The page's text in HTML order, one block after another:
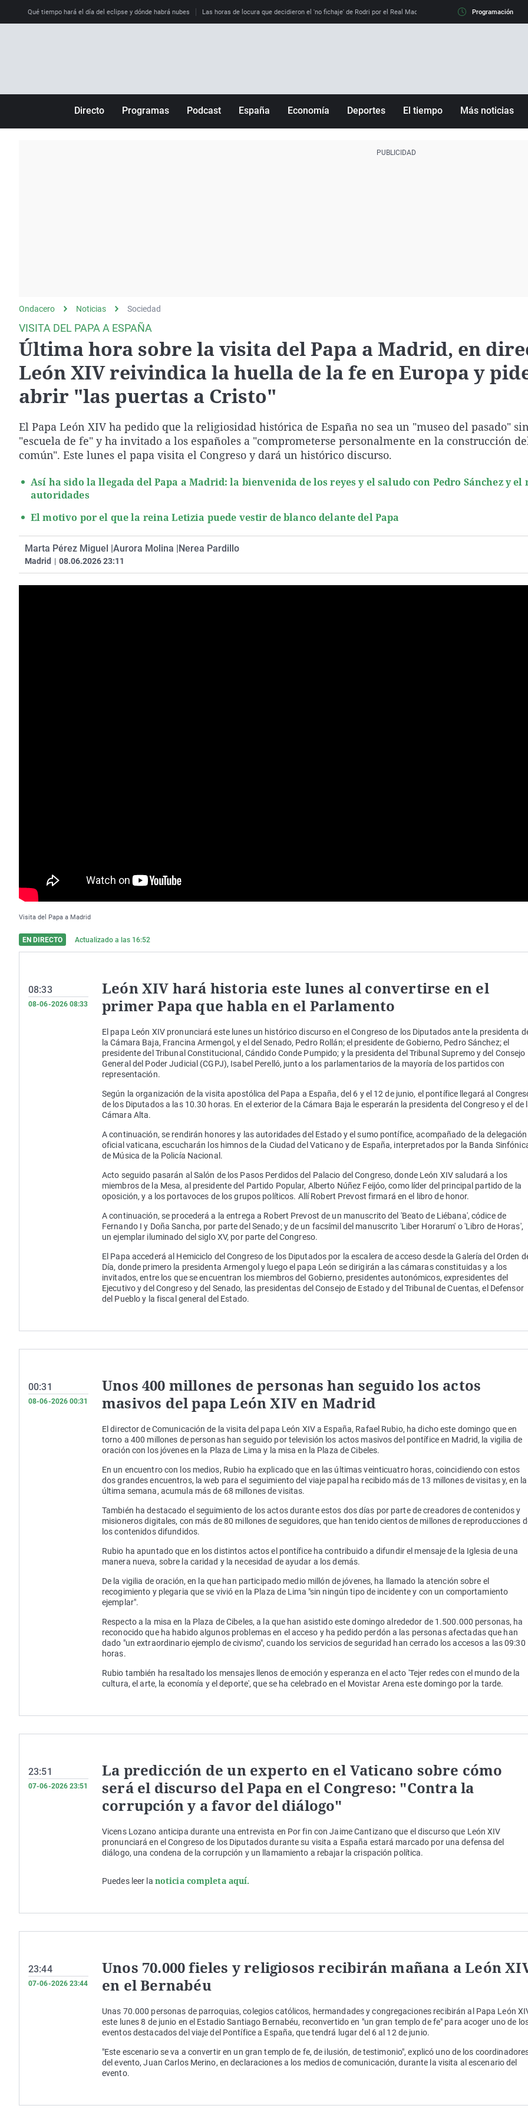
Qué tiempo hará el día del eclipse y dónde habrá nubes Las horas de locura que decidieron el 'no fichaje' de Rodri por el Real Madrid y su 'sí' al Barça La llamada
Programación
Directo Programas
Como el perro y el
Podcast
Equipo de investigación
Negra
España
País Vasco
Economía Deportes El tiempo Más noticias
Ondacero Noticias Sociedad
VISITA DEL PAPA A ESPAÑA
Última hora sobre la visita del Papa a Madrid, en
León XIV reivindica la huella de la fe en Europa y
abrir "las puertas a Cristo"
El Papa León XIV ha pedido que la religiosidad histórica de España no sea un "museo del pasado"
"escuela de fe" y ha invitado a los españoles a "comprometerse personalmente en la construcción
común". Este lunes el papa visita el Congreso y dará un histórico discurso.
Así ha sido la llegada del Papa a Madrid: la bienvenida de los reyes y el saludo con Pedro Sánchez y el
autoridades
El motivo por el que la reina Letizia puede vestir de blanco delante del Papa
Marta Pérez Miguel |Aurora Molina |Nerea Pardillo
Madrid | 08.06.2026 23:11
Visita del Papa a Madrid
EN DIRECTO Actualizado a las 16:52
08:33
08-06-2026 08:33
León XIV hará historia este lunes al convertirse en el
primer Papa que habla en el Parlamento
El papa León XIV pronunciará este lunes un histórico discurso en el Congreso de los Diputados ante la presidenta
la Cámara Baja, Francina Armengol, y el del Senado, Pedro Rollán; el presidente de Gobierno, Pedro Sánchez; el
presidente del Tribunal Constitucional, Cándido Conde Pumpido; y la presidenta del Tribunal Supremo y del Consejo
General del Poder Judicial (CGPJ), Isabel Perelló, junto a los parlamentarios de la mayoría de los partidos con
representación.
Según la organización de la visita apostólica del Papa a España, del 6 y el 12 de junio, el pontífice llegará al
de los Diputados a las 10.30 horas. En el exterior de la Cámara Baja le esperarán la presidenta del Congreso y el de
Cámara Alta.
A continuación, se rendirán honores y las autoridades del Estado y el sumo pontífice, acompañado de la delegación
oficial vaticana, escucharán los himnos de la Ciudad del Vaticano y de España, interpretados por la Banda
de Música de la Policía Nacional.
Acto seguido pasarán al Salón de los Pasos Perdidos del Palacio del Congreso, donde León XIV saludará a los
miembros de la Mesa, al presidente del Partido Popular, Alberto Núñez Feijóo, como líder del principal partido de la
oposición, y a los portavoces de los grupos políticos. Allí Robert Prevost firmará en el libro de honor.
A continuación, se procederá a la entrega a Robert Prevost de un manuscrito del 'Beato de Liébana', códice de
Fernando I y Doña Sancha, por parte del Senado; y de un facsímil del manuscrito 'Liber Horarum' o 'Libro de Horas',
un ejemplar iluminado del siglo XV, por parte del Congreso.
El Papa accederá al Hemiciclo del Congreso de los Diputados por la escalera de acceso desde la Galería del Orden
Día, donde primero la presidenta Armengol y luego el papa León se dirigirán a las cámaras constituidas y a los
invitados, entre los que se encuentran los miembros del Gobierno, presidentes autonómicos, expresidentes del
Ejecutivo y del Congreso y del Senado, las presidentas del Consejo de Estado y del Tribunal de Cuentas, el Defensor
del Pueblo y la fiscal general del Estado.
00:31
08-06-2026 00:31
Unos 400 millones de personas han seguido los actos
masivos del papa León XIV en Madrid
El director de Comunicación de la visita del papa León XIV a España, Rafael Rubio, ha dicho este domingo que en
torno a 400 millones de personas han seguido por televisión los actos masivos del pontífice en Madrid, la vigilia de
oración con los jóvenes en la Plaza de Lima y la misa en la Plaza de Cibeles.
En un encuentro con los medios, Rubio ha explicado que en las últimas veinticuatro horas, coincidiendo con estos
dos grandes encuentros, la web para el seguimiento del viaje papal ha recibido más de 13 millones de visitas y, en la
última semana, acumula más de 68 millones de visitas.
También ha destacado el seguimiento de los actos durante estos dos días por parte de creadores de contenidos y
misioneros digitales, con más de 80 millones de seguidores, que han tenido cientos de millones de reproducciones
los contenidos difundidos.
Rubio ha apuntado que en los distintos actos el pontífice ha contribuido a difundir el mensaje de la Iglesia de una
manera nueva, sobre la caridad y la necesidad de ayudar a los demás.
De la vigilia de oración, en la que han participado medio millón de jóvenes, ha llamado la atención sobre el
recogimiento y plegaria que se vivió en la Plaza de Lima "sin ningún tipo de incidente y con un comportamiento
ejemplar".
Respecto a la misa en la Plaza de Cibeles, a la que han asistido este domingo alrededor de 1.500.000 personas, ha
reconocido que ha habido algunos problemas en el acceso y ha pedido perdón a las personas afectadas que han
dado "un extraordinario ejemplo de civismo", cuando los servicios de seguridad han cerrado los accesos a las 09:30
horas.
Rubio también ha resaltado los mensajes llenos de emoción y esperanza en el acto 'Tejer redes con el mundo de la
cultura, el arte, la economía y el deporte', que se ha celebrado en el Movistar Arena este domingo por la tarde.
23:51
07-06-2026 23:51
La predicción de un experto en el Vaticano sobre cómo
será el discurso del Papa en el Congreso: "Contra la
corrupción y a favor del diálogo"
Vicens Lozano anticipa durante una entrevista en Por fin con Jaime Cantizano que el discurso que León XIV
pronunciará en el Congreso de los Diputados durante su visita a España estará marcado por una defensa del
diálogo, una condena de la corrupción y un llamamiento a rebajar la crispación política.
Puedes leer la noticia completa aquí.
23:44
07-06-2026 23:44
Unos 70.000 fieles y religiosos recibirán mañana a León
en el Bernabéu
Unas 70.000 personas de parroquias, colegios católicos, hermandades y congregaciones recibirán al Papa León
este lunes 8 de junio en el Estadio Santiago Bernabéu, reconvertido en "un gran templo de fe" para acoger uno de
eventos destacados del viaje del Pontífice a España, que tendrá lugar del 6 al 12 de junio.
"Este escenario se va a convertir en un gran templo de fe, de ilusión, de testimonio", explicó uno de los
del evento, Juan Carlos Merino, en declaraciones a los medios de comunicación, durante la visita al escenario del
evento.